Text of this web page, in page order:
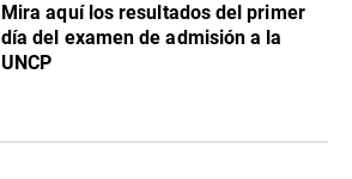
Mira aquí los resultados del primer
día del examen de admisión a la
UNCP